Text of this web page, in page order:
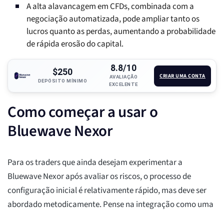
A alta alavancagem em CFDs, combinada com a
negociação automatizada, pode ampliar tanto os
lucros quanto as perdas, aumentando a probabilidade
de rápida erosão do capital.
$250
DEPÓSITO MÍNIMO
8.8/10
AVALIAÇÃO
EXCELENTE
CRIAR UMA CONTA
Como começar a usar o
Bluewave Nexor
Para os traders que ainda desejam experimentar a
Bluewave Nexor após avaliar os riscos, o processo de
configuração inicial é relativamente rápido, mas deve ser
abordado metodicamente. Pense na integração como uma